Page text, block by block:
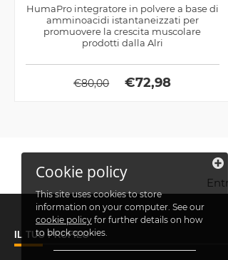
HumaPro integratore in polvere a base di
amminoacidi istantaneizzati per
promuovere la crescita muscolare
prodotti dalla Alri
€80,00 €72,98
IL TUO PROFILO
Cookie policy
This site uses cookies to store
information on your computer. See our
cookie policy for further details on how
to block cookies.